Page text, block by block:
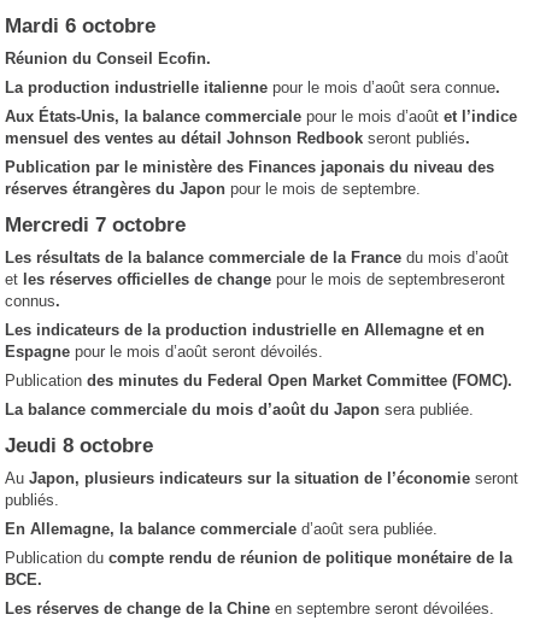
Mardi 6 octobre
Réunion du Conseil Ecofin.
La production industrielle italiennepour le mois d’août sera connue.
Aux États-Unis, la balance commercialepour le mois d’août et l’indice
mensuel des ventes au détail Johnson Redbookseront publiés.
Publication par le ministère des Finances japonais du niveau des
réserves étrangères du Japon pour le mois de septembre.
Mercredi 7 octobre
Les résultats de la balance commerciale de la Francedu mois d’août
et les réserves officielles de changepour le mois de septembreseront
connus.
Les indicateurs de la production industrielle en Allemagne et en
Espagnepour le mois d’août seront dévoilés.
Publication des minutes du Federal Open Market Committee (FOMC).
La balance commerciale du mois d’août du Japonsera publiée.
Jeudi 8 octobre
AuJapon, plusieurs indicateurs sur la situation de l’économie seront
publiés.
En Allemagne, la balance commerciale d’août sera publiée.
Publication ducompte rendu de réunion de politique monétaire de la
BCE.
Les réserves de change de la Chine en septembre seront dévoilées.